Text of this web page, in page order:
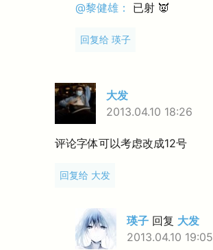
@黎健雄： 已射 👿
回复给 瑛子
大发
2013.04.10 18:26
评论字体可以考虑改成12号
回复给 大发
瑛子 回复 大发
2013.04.10 19:05